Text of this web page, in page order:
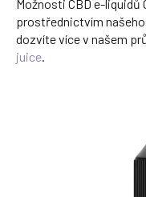
Možnosti CBD e-
prostřednictvím našeho
dozvíte více v našem
juice.